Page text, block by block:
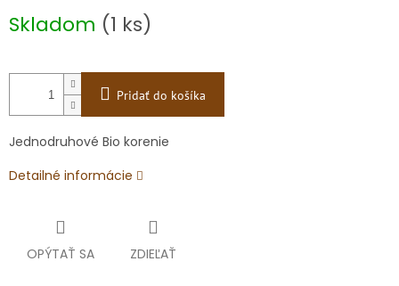
cena:
Skladom (1 ks)
Pridať do košíka
Jednodruhové Bio korenie
Detailné informácie
OPÝTAŤ SA ZDIEĽAŤ